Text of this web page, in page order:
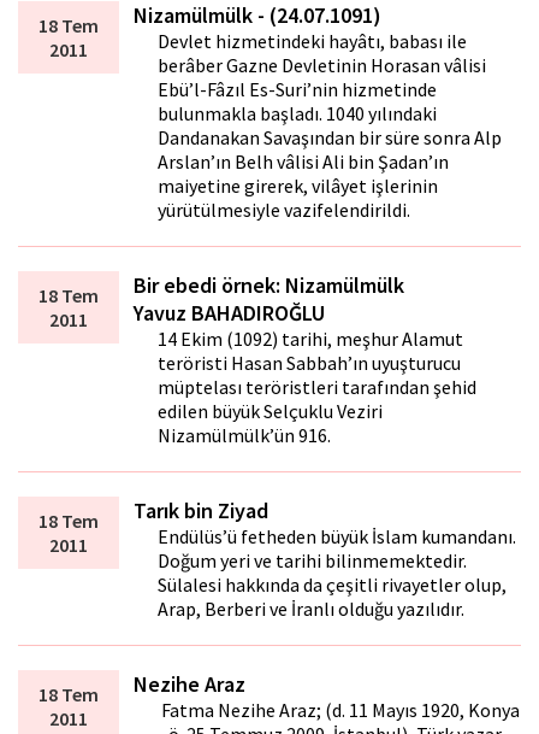
18 Tem
2011
Nizamülmülk - (24.07.1091)
Devlet hizmetindeki hayâtı, babası ile
berâber Gazne Devletinin Horasan vâlisi
Ebü’l-Fâzıl Es-Suri’nin hizmetinde
bulunmakla başladı. 1040 yılındaki
Dandanakan Savaşından bir süre sonra Alp
Arslan’ın Belh vâlisi Ali bin Şadan’ın
maiyetine girerek, vilâyet işlerinin
yürütülmesiyle vazifelendirildi.
18 Tem
2011
Bir ebedi örnek: Nizamülmülk
Yavuz BAHADIROĞLU
14 Ekim (1092) tarihi, meşhur Alamut
teröristi Hasan Sabbah’ın uyuşturucu
müptelası teröristleri tarafından şehid
edilen büyük Selçuklu Veziri
Nizamülmülk’ün 916.
18 Tem
2011
Tarık bin Ziyad
Endülüs’ü fetheden büyük İslam kumandanı.
Doğum yeri ve tarihi bilinmemektedir.
Sülalesi hakkında da çeşitli rivayetler olup,
Arap, Berberi ve İranlı olduğu yazılıdır.
18 Tem
2011
Nezihe Araz
Fatma Nezihe Araz; (d. 11 Mayıs 1920, Konya